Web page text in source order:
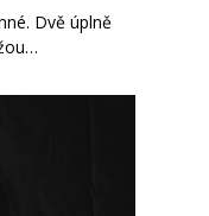
Dvě úplně